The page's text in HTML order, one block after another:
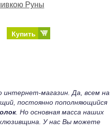
Руны
Купить
магазин. Да, всем на
постоянно пополняющийся
. Но основная масса наших
У нас Вы можете